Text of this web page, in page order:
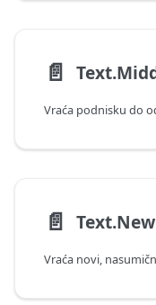
📄️
Vraća podnisku do
📄️